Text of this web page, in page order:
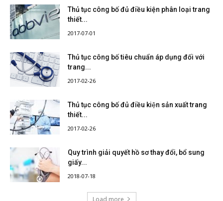
Thủ tục công bố đủ điều kiện phân loại trang
thiết...
2017-07-01
Thủ tục công bố tiêu chuẩn áp dụng đối với
trang...
2017-02-26
Thủ tục công bố đủ điều kiện sản xuất trang
thiết...
2017-02-26
Quy trình giải quyết hồ sơ thay đổi, bổ sung
giấy...
2018-07-18
Load more